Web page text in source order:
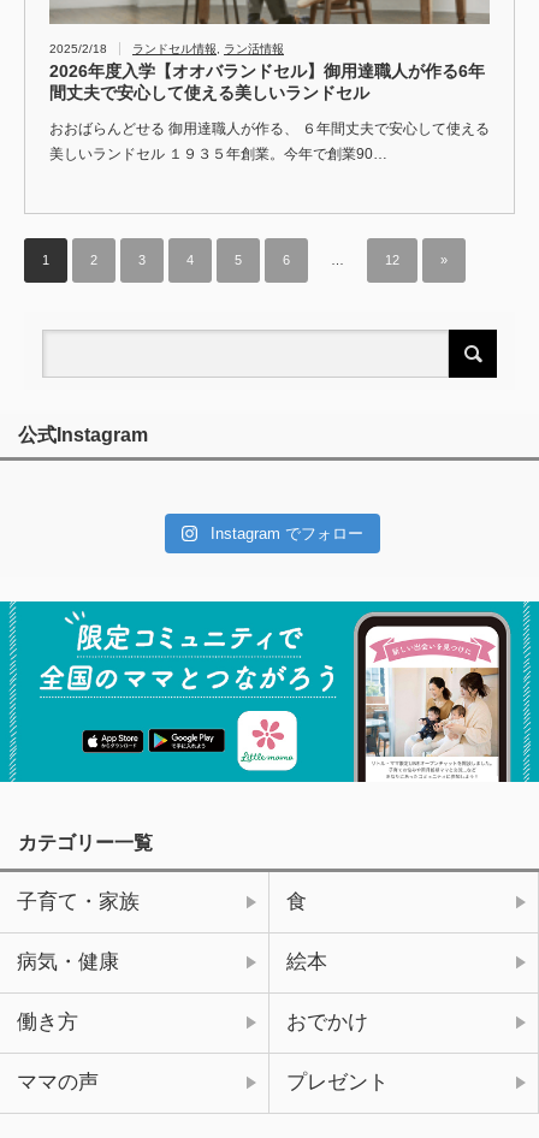
2025/2/18 ランドセル情報 ラン活情報
2026年度入学【オオバランドセル】御用達職人が作る6年
間丈夫で安心して使える美しいランドセル
おおばらんどせる 御用達職人が作る、 ６年間丈夫で安心して使える
美しいランドセル １９３５年創業。今年で創業90…
1 2 3 4 5 6 12 »
公式Instagram
Instagram でフォロー
カテゴリー一覧
子育て・家族 食
病気・健康 絵本
働き方 おでかけ
ママの声 プレゼント